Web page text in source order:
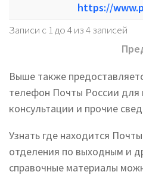
https://
Записи с 1 до 4 из 4 записей
Выше также
телефон Почты России для
консультации и прочие
Узнать где находится
отделения по выходным и
справочные материалы